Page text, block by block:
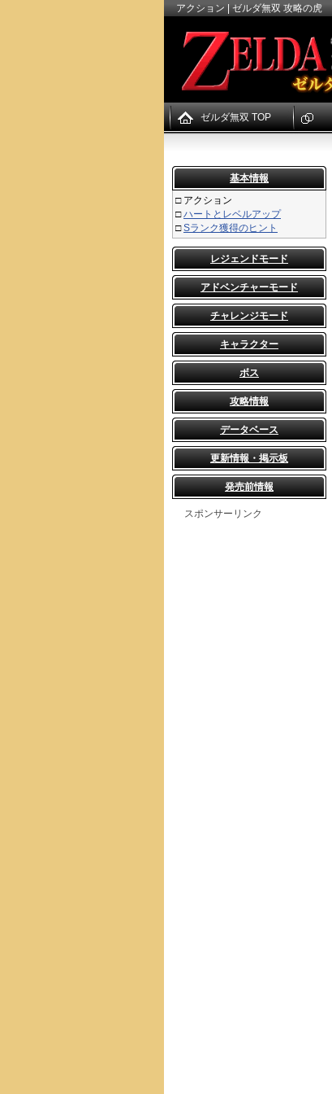
アクション | ゼルダ無双 攻略の虎
基本情報
□ アクション
□ハートとレベルアップ
□Sランク獲得のヒント
レジェンドモード
アドベンチャーモード
チャレンジモード
キャラクター
ボス
攻略情報
データベース
更新情報・掲示板
発売前情報
スポンサーリンク
ゼルダ無双 TOP